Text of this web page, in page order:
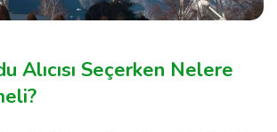
Alıcısı Seçerken Nelere